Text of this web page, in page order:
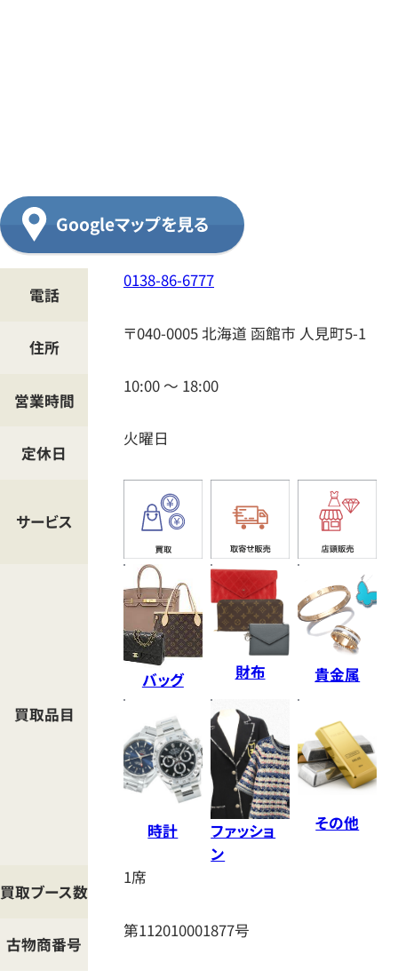
ド
買
取
ア
ス
Googleマップを見る
電話
0138-86-6777
住所
〒040-0005北海道 函館市 人見町5-1
営業時間
10:00 ～ 18:00
定休日
火曜日
サービス
買取品目
バッグ 財布 貴金属
時計
ファッショ
ン
その他
買取ブース数
1席
古物商番号
第112010001877号